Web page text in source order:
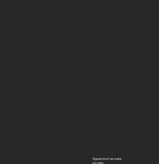
Síguenos en las redes
sociales: